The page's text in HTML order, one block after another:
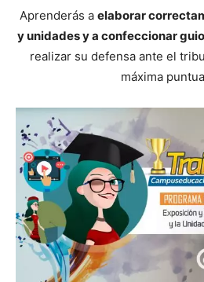
Aprenderás a elaborar
y unidades y a confeccionar
realizar su defensa ante el
máxima